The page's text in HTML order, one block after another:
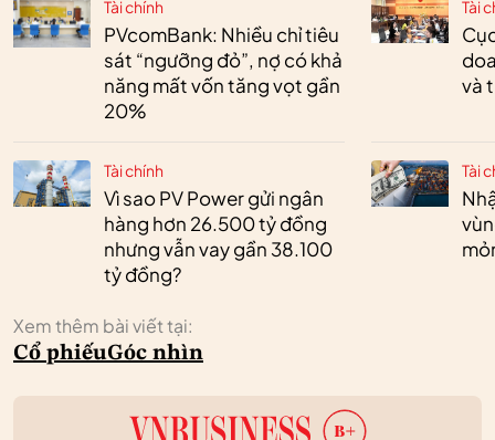
Tài chính
PVcomBank: Nhiều chỉ tiêu
sát “ngưỡng đỏ”, nợ có khả
năng mất vốn tăng vọt gần
20%
Tài chính
Vì sao PV Power gửi ngân
hàng hơn 26.500 tỷ đồng
nhưng vẫn vay gần 38.100
tỷ đồng?
Tài
và
Tài
Xem thêm bài viết tại:
Cổ phiếuGóc nhìn